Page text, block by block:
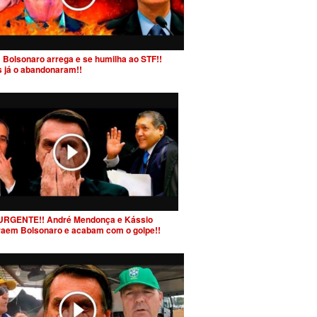
Bolsonaro arrega e se humilha ao STF!!
já o abandonaram!!
André Mendonça e Kássio
Bolsonaro e acabam com o golpe!!